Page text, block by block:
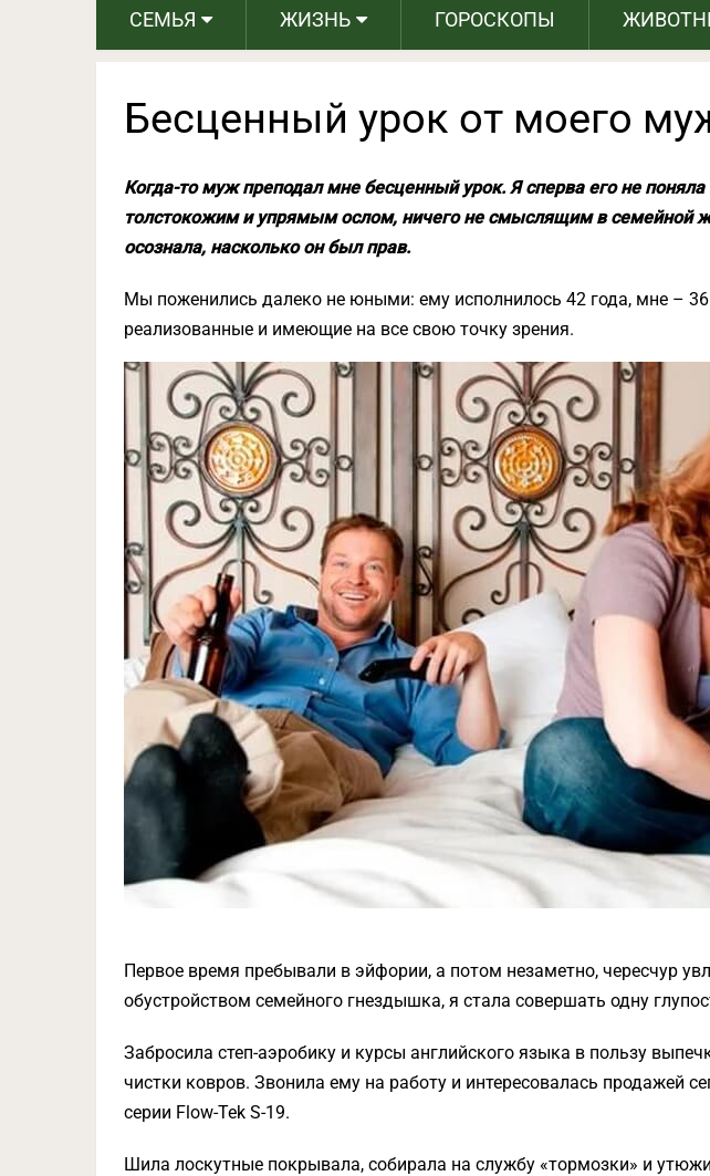
СЕМЬЯ ЖИЗНЬ ГОРОСКОПЫ
Бесценный урок от моего
Когда-то муж преподал мне бесценный урок. Я сперва его не
толстокожим и упрямым ослом, ничего не смыслящим в семейной
осознала, насколько он был прав.
Мы поженились далеко не юными: ему исполнилось 42 года, мне –
реализованные и имеющие на все свою точку зрения.
Первое время пребывали в эйфории, а потом незаметно, чересчур
обустройством семейного гнездышка, я стала совершать одну
Забросила степ-аэробику и курсы английского языка в пользу
чистки ковров. Звонила ему на работу и интересовалась продажей
серии Flow-Tek S-19.
Шила лоскутные покрывала, собирала на службу «тормозки» и